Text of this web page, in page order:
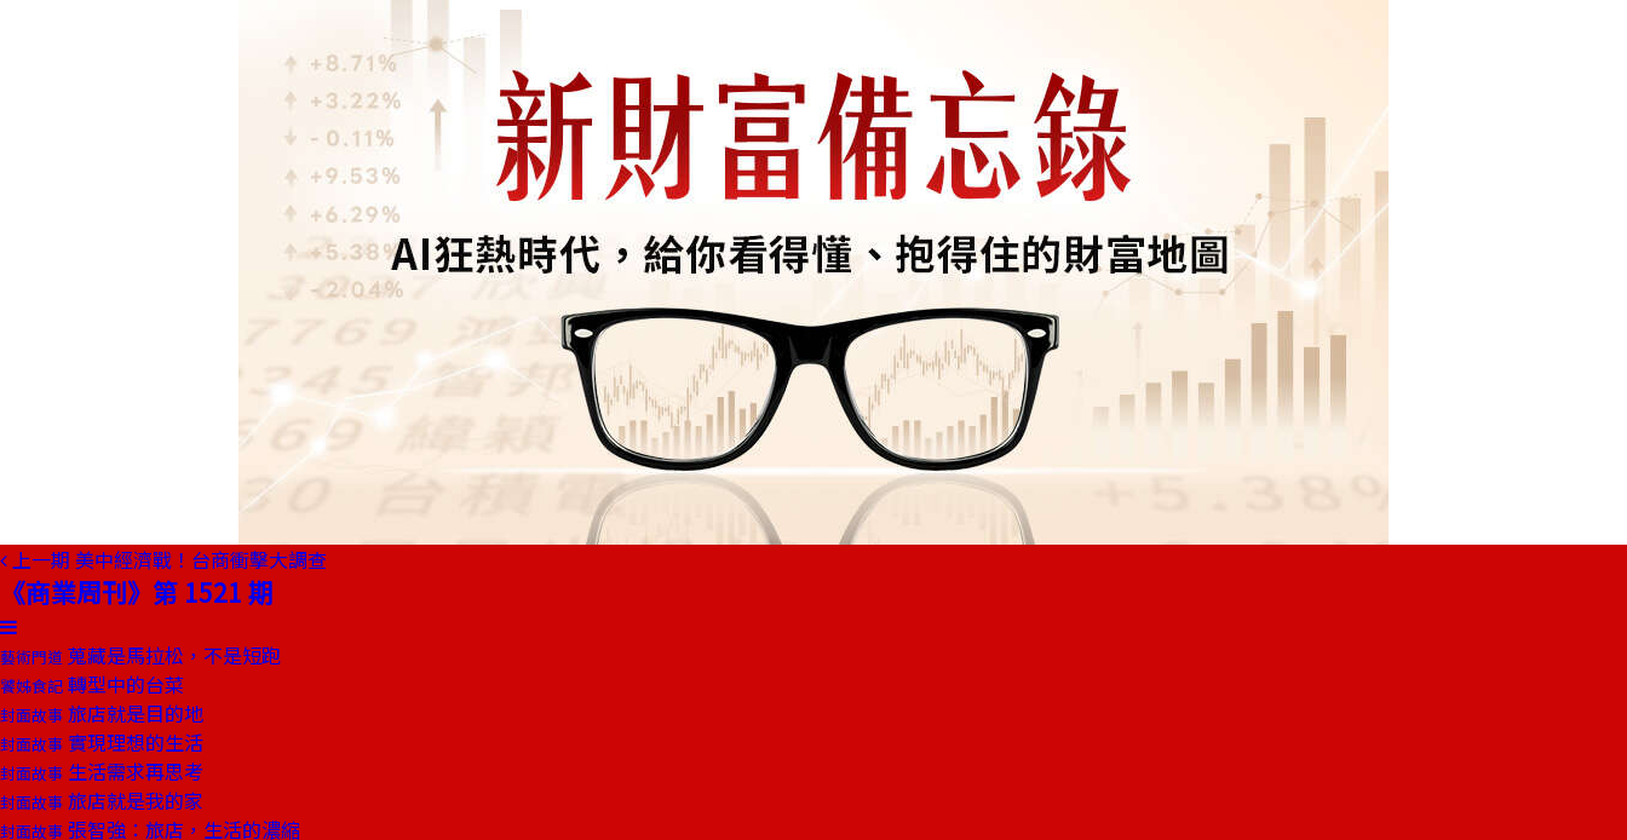
上一期 美中經濟戰！台商衝擊大調查
《商業周刊》第 1521 期
藝術門道 蒐藏是馬拉松，不是短跑
饕姊食記 轉型中的台菜
封面故事 旅店就是目的地
封面故事 實現理想的生活
封面故事 生活需求再思考
封面故事 旅店就是我的家
封面故事 張智強：旅店，生活的濃縮